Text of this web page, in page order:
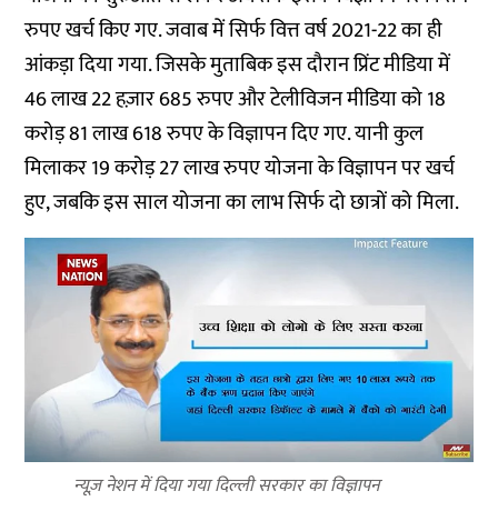
रुपए खर्च किए गए. जवाब में सिर्फ वित्त वर्ष 2021-22 का ही
आंकड़ा दिया गया. जिसके मुताबिक इस दौरान प्रिंट मीडिया में
46 लाख 22 हज़ार 685 रुपए और टेलीविजन मीडिया को 18
करोड़ 81 लाख 618 रुपए के विज्ञापन दिए गए. यानी कुल
मिलाकर 19 करोड़ 27 लाख रुपए योजना के विज्ञापन पर खर्च
हुए, जबकि इस साल योजना का लाभ सिर्फ दो छात्रों को मिला.
न्यूज़ नेशन में दिया गया दिल्ली सरकार का विज्ञापन